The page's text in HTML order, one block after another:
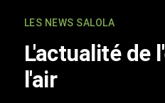
LES NEWS SALOLA
L'actualité de
l'air